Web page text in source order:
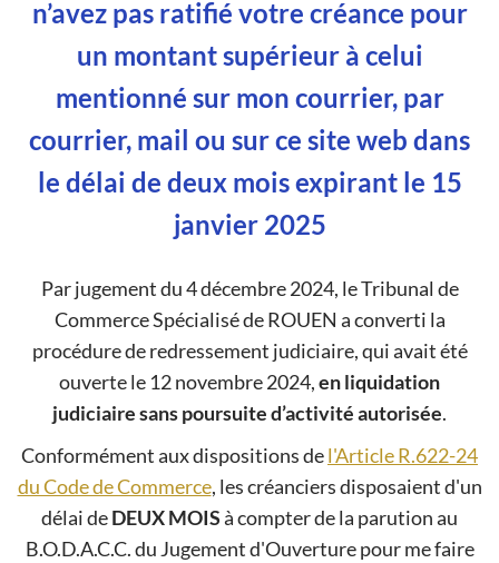
n’avez pas ratifié votre créance pour
un montant supérieur à celui
mentionné sur mon courrier, par
courrier, mail ou sur ce site web dans
le délai de deux mois expirant le 15
janvier 2025
Par jugement du 4 décembre 2024, le Tribunal de
Commerce Spécialisé de ROUEN a converti la
procédure de redressement judiciaire, qui avait été
ouverte le 12 novembre 2024,en liquidation
judiciaire sans poursuite d’activité autorisée.
Conformément aux dispositions del'Article R.622-24
du Code de Commerce, les créanciers disposaient d'un
délai deDEUX MOISà compter de la parution au
B.O.D.A.C.C. du Jugement d'Ouverture pour me faire